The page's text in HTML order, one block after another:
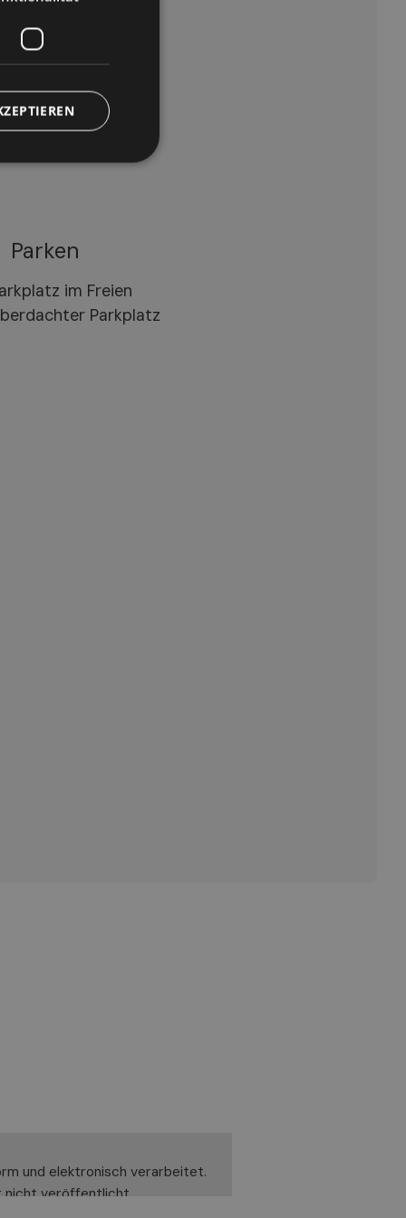
Parken
im Freien
Parkplatz
und elektronisch verarbeitet.
nicht veröffentlicht.